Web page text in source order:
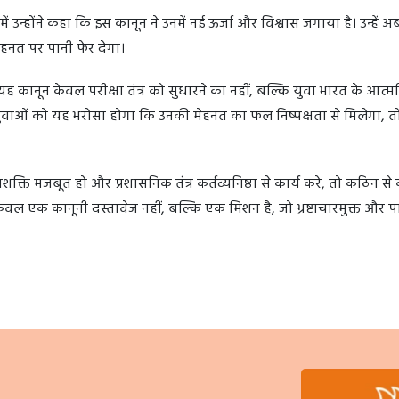
उन्होंने कहा कि इस कानून ने उनमें नई ऊर्जा और विश्वास जगाया है। उन्हें
पर पानी फेर देगा।
केवल परीक्षा तंत्र को सुधारने का नहीं, बल्कि युवा भारत के
को यह भरोसा होगा कि उनकी मेहनत का फल निष्पक्षता से मिलेगा,
मजबूत हो और प्रशासनिक तंत्र कर्तव्यनिष्ठा से कार्य करे, तो कठिन
एक कानूनी दस्तावेज नहीं, बल्कि एक मिशन है, जो भ्रष्टाचारमुक्त और